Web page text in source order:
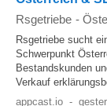
Rsgetriebe -
Rsgetriebe sucht
Schwerpunkt
Bestandskunden
Verkauf
appcast.io -